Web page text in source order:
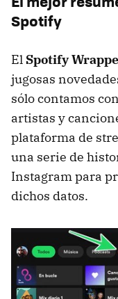
Spotify
El Spotify
jugosas
sólo contamos
artistas y
plataforma de
una serie de
Instagram para
dichos datos.